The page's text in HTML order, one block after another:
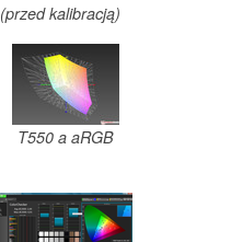
(przed kalibracją)
T550 a aRGB